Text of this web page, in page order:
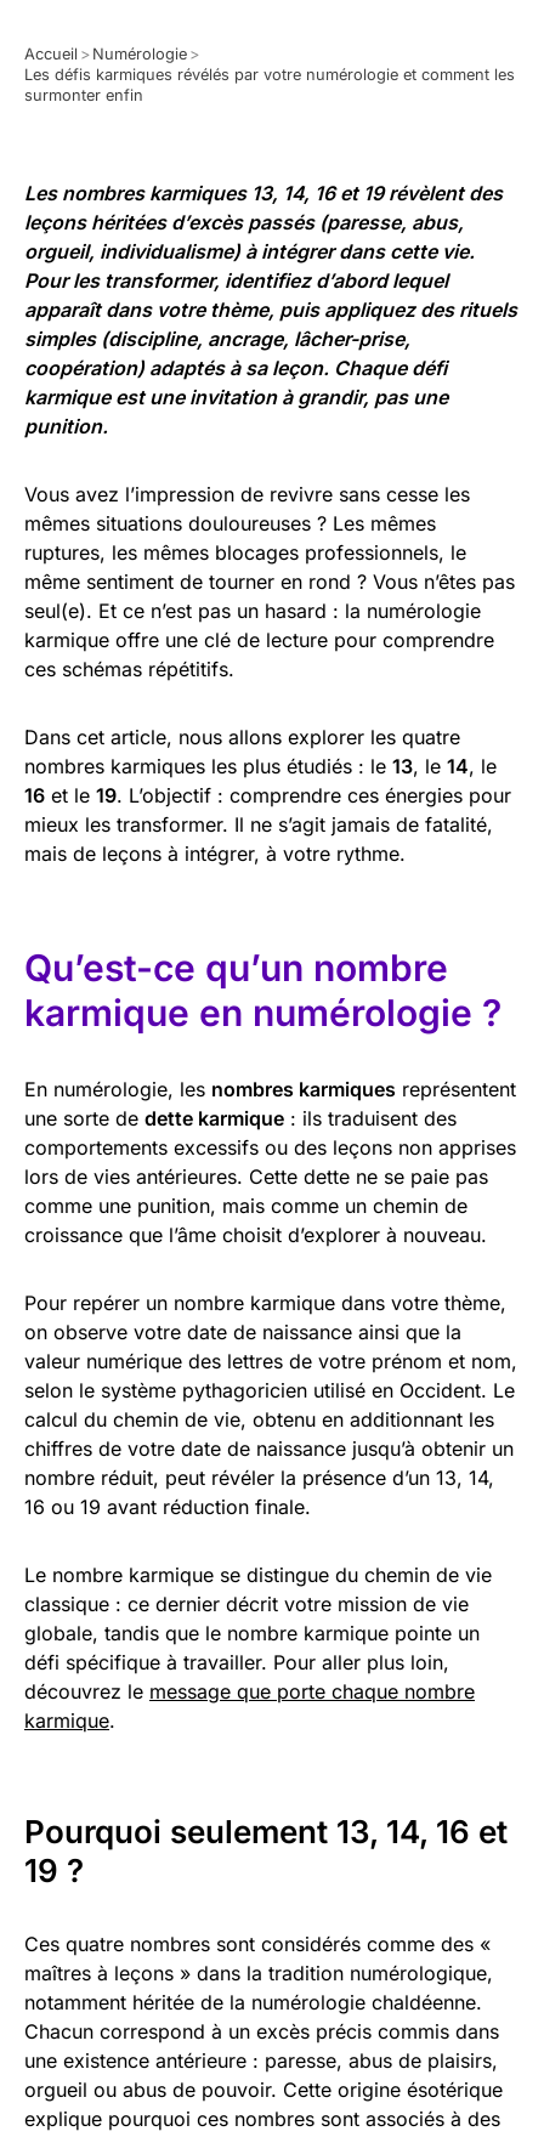
Accueil > Numérologie >
Les défis karmiques révélés par votre numérologie et comment les
surmonter enfin
Les nombres karmiques 13, 14, 16 et 19 révèlent des
leçons héritées d’excès passés (paresse, abus,
orgueil, individualisme) à intégrer dans cette vie.
Pour les transformer, identifiez d’abord lequel
apparaît dans votre thème, puis appliquez des rituels
simples (discipline, ancrage, lâcher-prise,
coopération) adaptés à sa leçon. Chaque défi
karmique est une invitation à grandir, pas une
punition.
Vous avez l’impression de revivre sans cesse les
mêmes situations douloureuses ? Les mêmes
ruptures, les mêmes blocages professionnels, le
même sentiment de tourner en rond ? Vous n’êtes pas
seul(e). Et ce n’est pas un hasard : la numérologie
karmique offre une clé de lecture pour comprendre
ces schémas répétitifs.
Dans cet article, nous allons explorer les quatre
nombres karmiques les plus étudiés : le 13, le 14, le
16 et le 19. L’objectif : comprendre ces énergies pour
mieux les transformer. Il ne s’agit jamais de fatalité,
mais de leçons à intégrer, à votre rythme.
Qu’est-ce qu’un nombre
karmique en numérologie ?
En numérologie, les nombres karmiques représentent
une sorte de dette karmique : ils traduisent des
comportements excessifs ou des leçons non apprises
lors de vies antérieures. Cette dette ne se paie pas
comme une punition, mais comme un chemin de
croissance que l’âme choisit d’explorer à nouveau.
Pour repérer un nombre karmique dans votre thème,
on observe votre date de naissance ainsi que la
valeur numérique des lettres de votre prénom et nom,
selon le système pythagoricien utilisé en Occident. Le
calcul du chemin de vie, obtenu en additionnant les
chiffres de votre date de naissance jusqu’à obtenir un
nombre réduit, peut révéler la présence d’un 13, 14,
16 ou 19 avant réduction finale.
Le nombre karmique se distingue du chemin de vie
classique : ce dernier décrit votre mission de vie
globale, tandis que le nombre karmique pointe un
défi spécifique à travailler. Pour aller plus loin,
découvrez le message que porte chaque nombre
karmique.
Pourquoi seulement 13, 14, 16 et
19 ?
Ces quatre nombres sont considérés comme des «
maîtres à leçons » dans la tradition numérologique,
notamment héritée de la numérologie chaldéenne.
Chacun correspond à un excès précis commis dans
une existence antérieure : paresse, abus de plaisirs,
orgueil ou abus de pouvoir. Cette origine ésotérique
explique pourquoi ces nombres sont associés à des